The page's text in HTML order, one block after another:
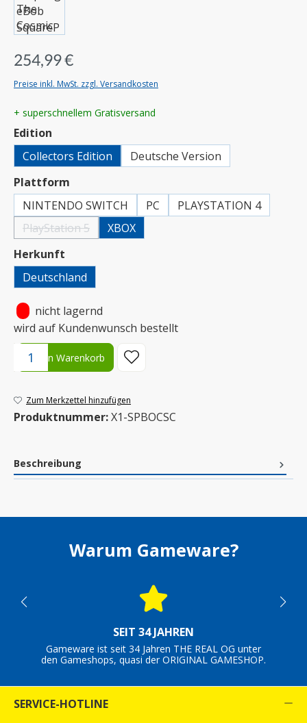
254,99 €
Preise inkl. MwSt. zzgl. Versandkosten
+ superschnellem Gratisversand
Edition
Collectors Edition
Deutsche Version
Plattform
NINTENDO SWITCH
PC
PLAYSTATION 4
PlayStation 5(Diese Option ist zurzeit nicht verfügbar.)
XBOX
Herkunft
Deutschland
nicht lagernd
wird auf Kundenwunsch bestellt
Produkt Anzahl: Gib den gewünschten Wert ein oder benutze
In den Warenkorb
Zum Merkzettel hinzufügen
Produktnummer:X1-SPBOCSC
Beschreibung
Warum Gameware?
SEIT 34 JAHREN
Gameware ist seit 34 Jahren THE REAL OG unter
den Gameshops, quasi der ORIGINAL GAMESHOP.
SERVICE-HOTLINE